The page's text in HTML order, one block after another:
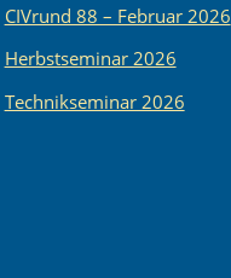
CIVrund 88 – Februar 2026
Herbstseminar 2026
Technikseminar 2026